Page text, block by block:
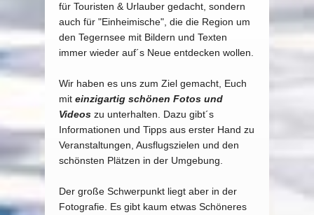
für Touristen & Urlauber gedacht, sondern
auch für "Einheimische", die die Region um
den Tegernsee mit Bildern und Texten
immer wieder auf´s Neue entdecken wollen.
Wir haben es uns zum Ziel gemacht, Euch
mit einzigartig schönen Fotos und
Videos zu unterhalten. Dazu gibt´s
Informationen und Tipps aus erster Hand zu
Veranstaltungen, Ausflugszielen und den
schönsten Plätzen in der Umgebung.
Der große Schwerpunkt liegt aber in der
Fotografie. Es gibt kaum etwas Schöneres